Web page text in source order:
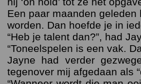
Een paar maanden
worden. Dan hoefde je in
“Heb je talent dan?”, had
“Toneelspelen is een vak.
Jayne had verder
tegenover mij afgedaan als